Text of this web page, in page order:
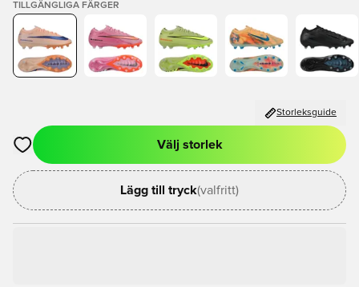
TILLGÄNGLIGA FÄRGER
Storleksguide
Öppnar en Modal för att logga in eller registrera dig som
Välj storlek
Lägg till tryck(valfritt)